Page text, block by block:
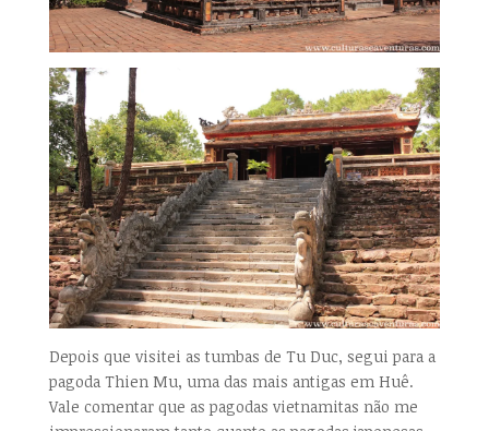
Depois que visitei as tumbas de Tu Duc, segui para a
pagoda Thien Mu, uma das mais antigas em Huê.
Vale comentar que as pagodas vietnamitas não me